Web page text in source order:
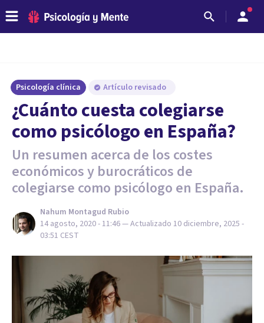
Psicología clínica Artículo revisado
¿Cuánto cuesta colegiarse
como psicólogo en España?
Un resumen acerca de los costes
económicos y burocráticos de
colegiarse como psicólogo en España.
Nahum Montagud Rubio
14 agosto, 2020 - 11:46— Actualizado 10 diciembre, 2025 -
03:51 CEST